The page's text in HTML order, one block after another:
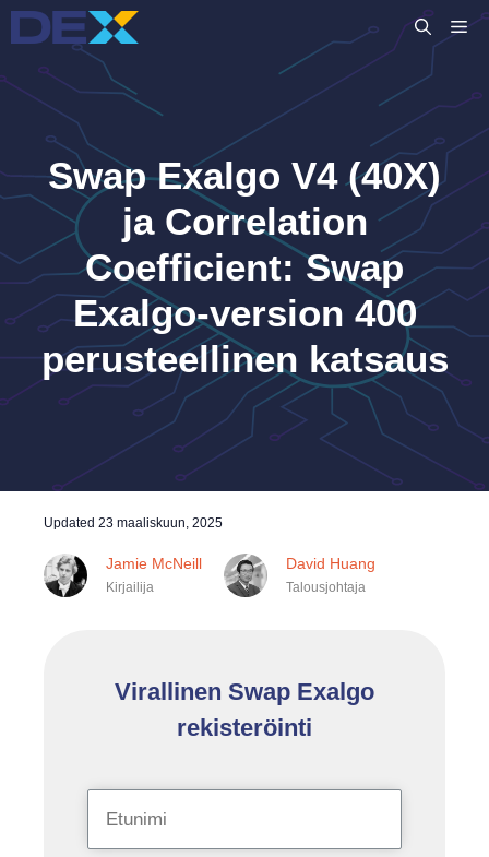
Siirry
sisältöön
Swap Exalgo V4 (40X)
ja Correlation
Coefficient: Swap
Exalgo-version 400
perusteellinen katsaus
Updated 23 maaliskuun, 2025
Jamie McNeill
Kirjailija
David Huang
Talousjohtaja
Virallinen Swap Exalgo
rekisteröinti